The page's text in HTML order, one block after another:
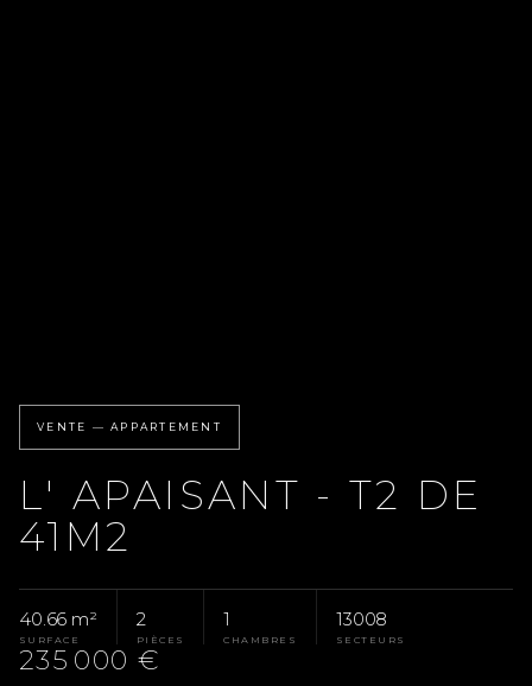
VENTE — APPARTEMENT
L' APAISANT - T2 DE
41M2
40.66 m²
SURFACE
2
PIÈCES
1
CHAMBRES
13008
SECTEURS
235 000 €